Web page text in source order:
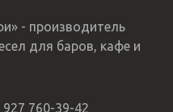
- производитель
для баров, кафе и
927 760-39-42